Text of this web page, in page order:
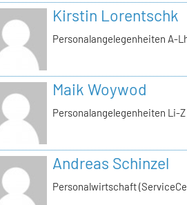
Kirstin Lorentschk
Personalangelegenheiten A-
Maik Woywod
Personalangelegenheiten Li-
Andreas Schinzel
Personalwirtschaft